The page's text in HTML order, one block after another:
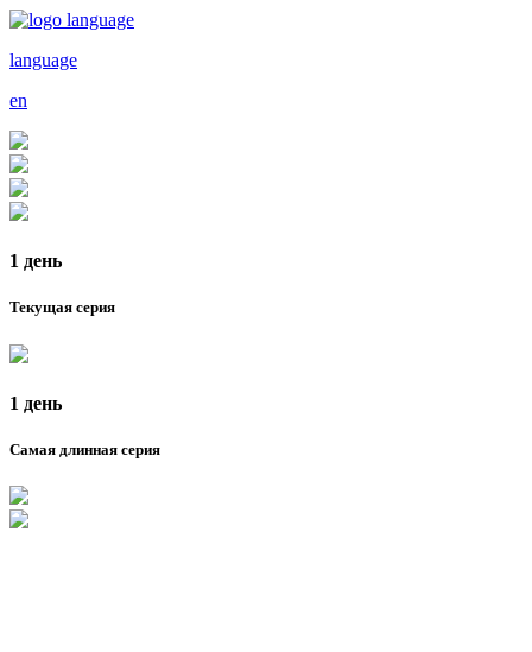
language
en
1 день
Текущая серия
1 день
Самая длинная серия